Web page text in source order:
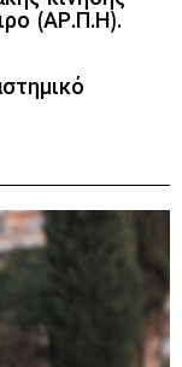
(ΑΡ.Π.Η).